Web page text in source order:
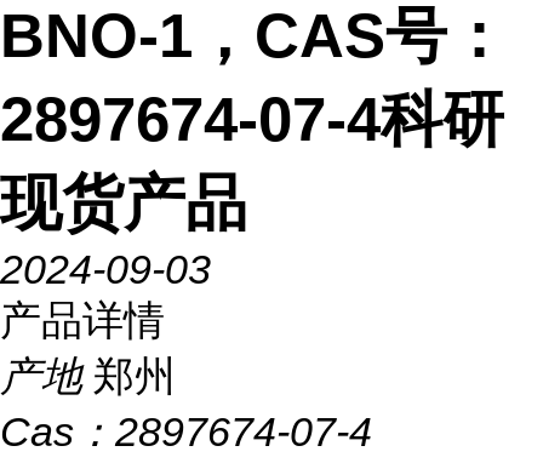
BNO-1，CAS号：
2897674-07-4科研
现货产品
2024-09-03
产品详情
产地 郑州
Cas： 2897674-07-4